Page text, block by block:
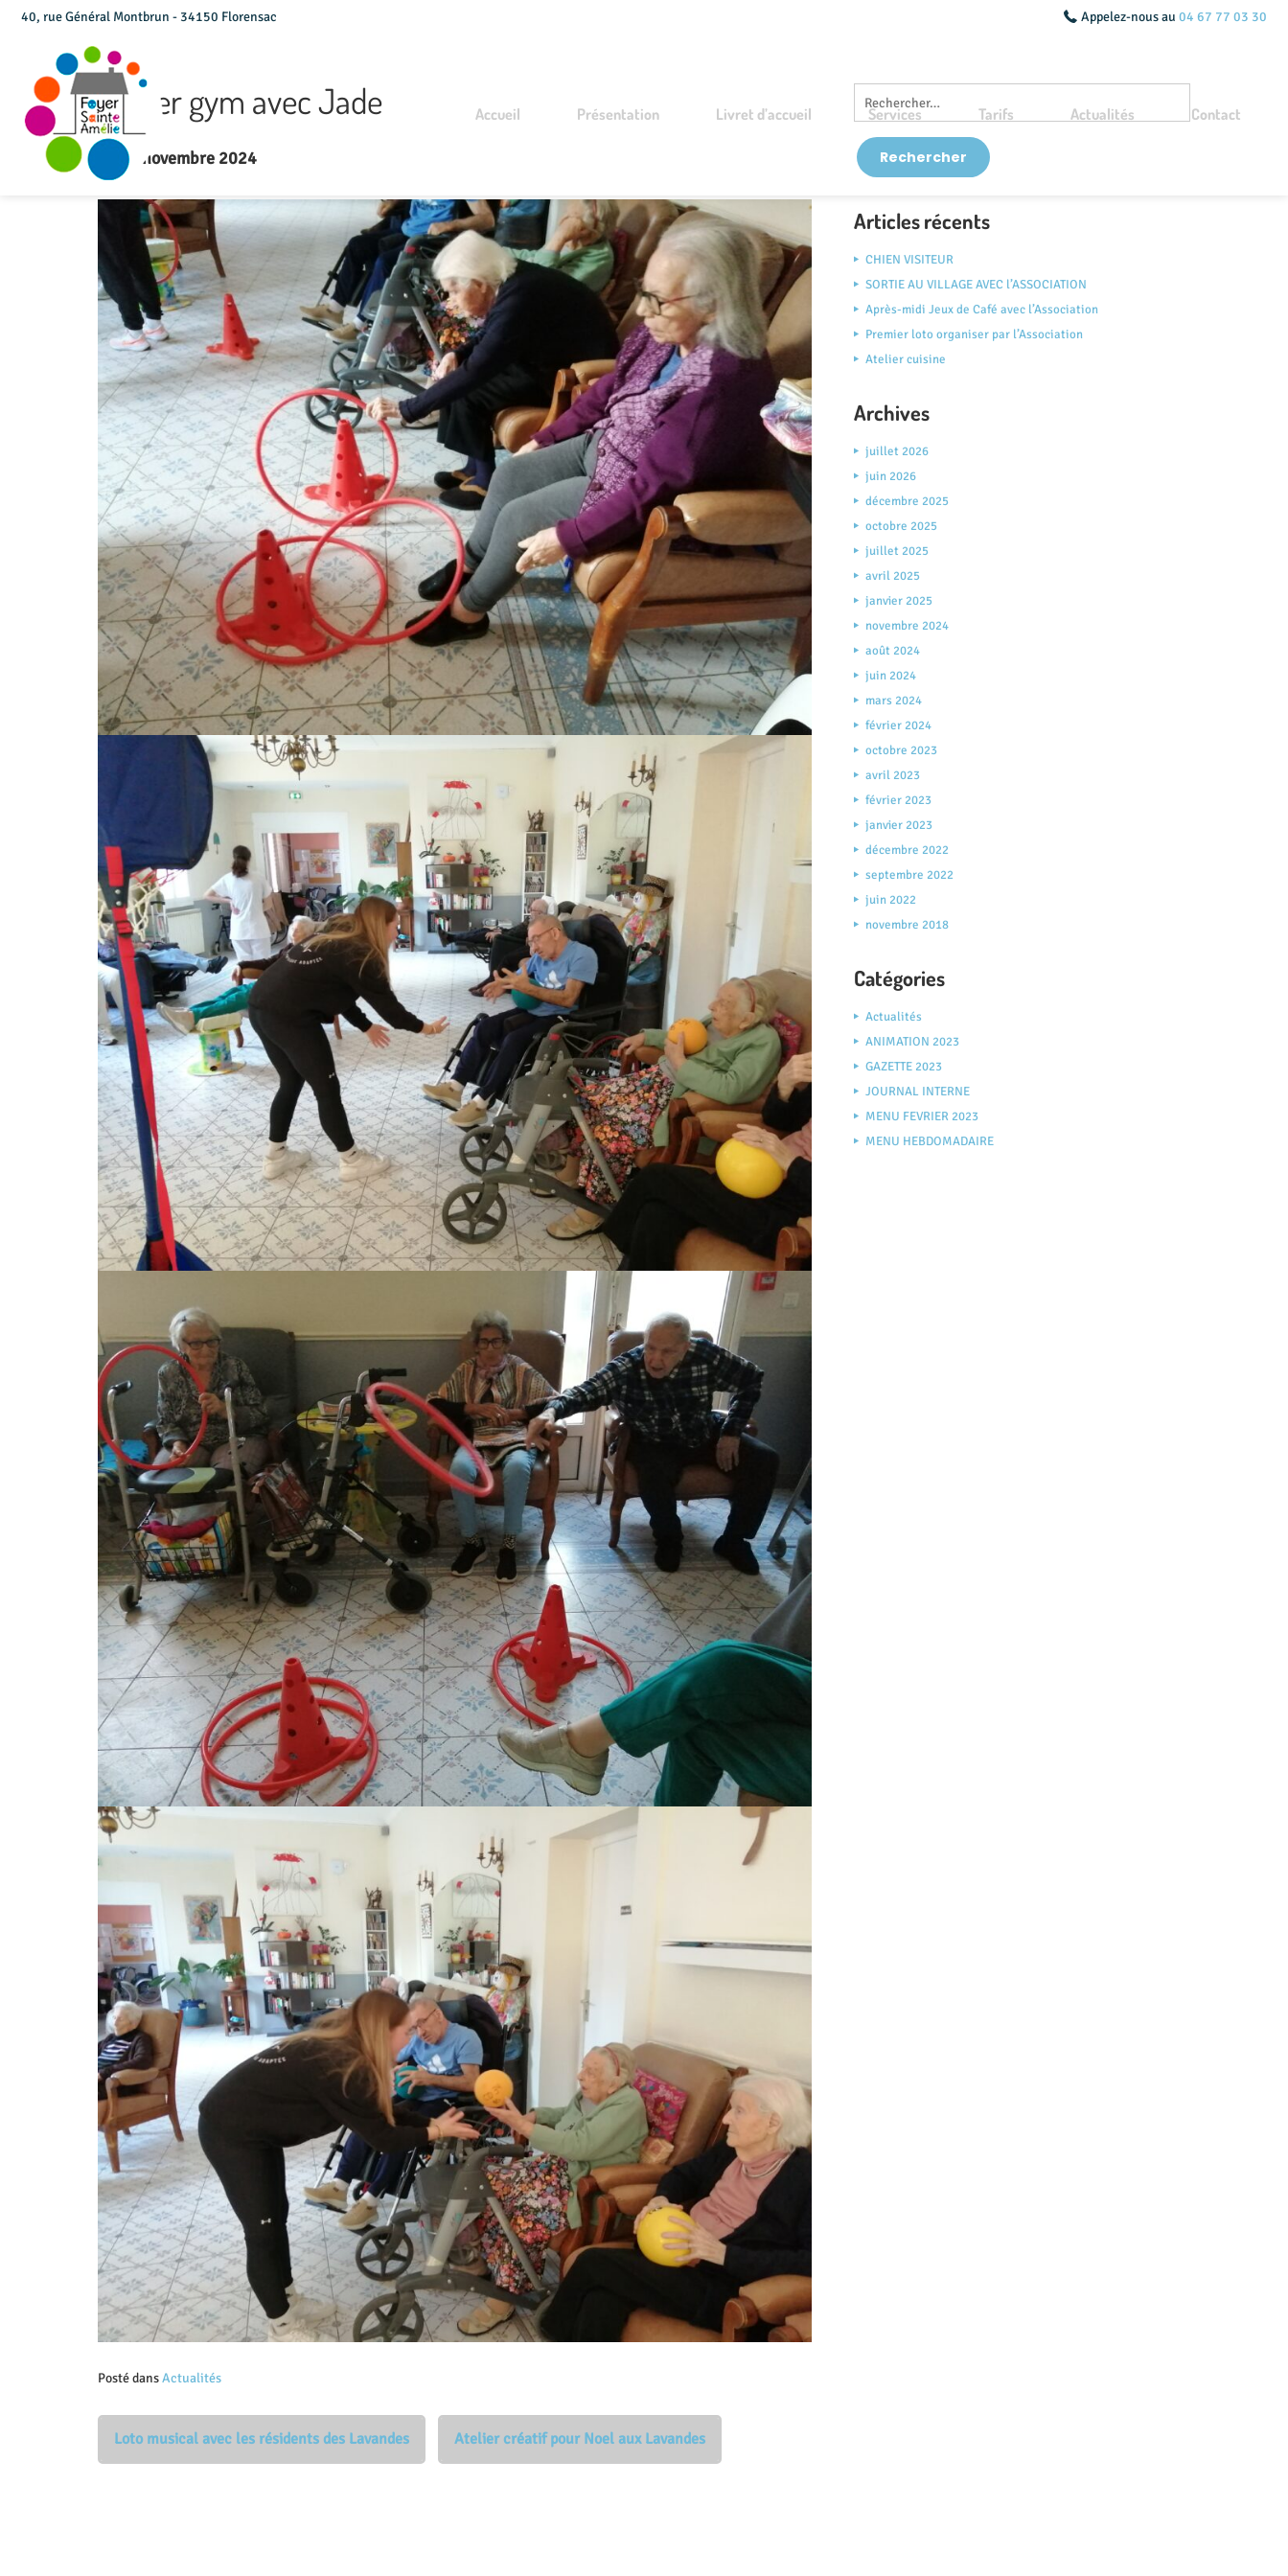
40, rue Général Montbrun - 34150 Florensac Appelez-nous au 04 67 77 03 30
Accueil Présentation Livret d’accueil Services Tarifs Actualités Contact
Atelier gym avec Jade
Le 14 novembre 2024
Posté dansActualités
Loto musical avec les résidents des Lavandes Atelier créatif pour Noel aux Lavandes
Articles récents
CHIEN VISITEUR
SORTIE AU VILLAGE AVEC l’ASSOCIATION
Après-midi Jeux de Café avec l’Association
Premier loto organiser par l’Association
Atelier cuisine
Archives
juillet 2026
juin 2026
décembre 2025
octobre 2025
juillet 2025
avril 2025
janvier 2025
novembre 2024
août 2024
juin 2024
mars 2024
février 2024
octobre 2023
avril 2023
février 2023
janvier 2023
décembre 2022
septembre 2022
juin 2022
novembre 2018
Catégories
Actualités
ANIMATION 2023
GAZETTE 2023
JOURNAL INTERNE
MENU FEVRIER 2023
MENU HEBDOMADAIRE